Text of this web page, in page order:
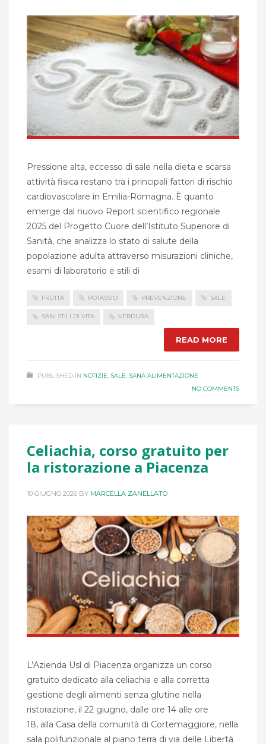
Pressione alta, eccesso di sale nella dieta e scarsa
attività fisica restano tra i principali fattori di rischio
cardiovascolare in Emilia-Romagna. È quanto
emerge dal nuovo Report scientifico regionale
2025 del Progetto Cuore dell’Istituto Superiore di
Sanità, che analizza lo stato di salute della
popolazione adulta attraverso misurazioni cliniche,
esami di laboratorio e stili di
FRUTTA POTASSIO PREVENZIONE SALE
SANI STILI DI VITA VERDURA
READ MORE
PUBLISHED IN NOTIZIE SALE SANA ALIMENTAZIONE
NO COMMENTS
Celiachia, corso gratuito per
la ristorazione a Piacenza
10 GIUGNO 2026 BY MARCELLA ZANELLATO
L’Azienda Usl di Piacenza organizza un corso
gratuito dedicato alla celiachia e alla corretta
gestione degli alimenti senza glutine nella
ristorazione, il 22 giugno, dalle ore 14 alle ore
18, alla Casa della comunità di Cortemaggiore, nella
sala polifunzionale al piano terra di via delle Libertà